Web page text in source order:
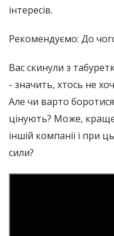
інтересів.
Рекомендуємо: До
Вас скинули з
- значить, хтось не
Але чи варто
цінують? Може,
іншій компанії і при
сили?